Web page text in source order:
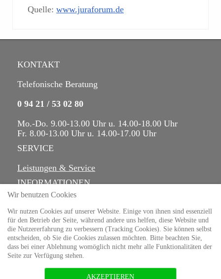
Quelle: www.juraforum.de
KONTAKT
Telefonische Beratung
0 94 21 / 53 02 80
Mo.-Do. 9.00-13.00 Uhr u. 14.00-18.00 Uhr
Fr. 8.00-13.00 Uhr u. 14.00-17.00 Uhr
SERVICE
Leistungen & Service
INFORMATIONEN
Datenschutzerklärung
Impressum
www.kfzwagner-straubing.de
Powered byWarp Theme Framework
Wir benutzen Cookies
Wir nutzen Cookies auf unserer Website. Einige von ihnen sind essenziell
für den Betrieb der Seite, während andere uns helfen, diese Website und
die Nutzererfahrung zu verbessern (Tracking Cookies). Sie können selbst
entscheiden, ob Sie die Cookies zulassen möchten. Bitte beachten Sie,
dass bei einer Ablehnung womöglich nicht mehr alle Funktionalitäten der
Seite zur Verfügung stehen.
AKZEPTIEREN